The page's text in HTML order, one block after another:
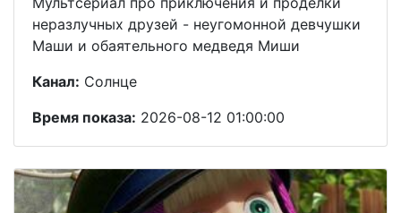
неразлучных друзей - неугомонной девчушки
Маши и обаятельного медведя Миши
Канал: Солнце
Время показа: 2026-08-12 01:00:00